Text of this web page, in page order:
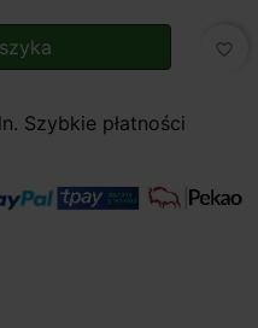
favorite_border
Szybkie płatności